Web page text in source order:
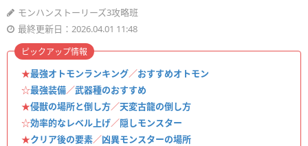
モンハンストーリーズ3攻略班
最終更新日：2026.04.01 11:48
★最強オトモンランキング／おすすめオトモン
☆最強装備／武器種のおすすめ
★侵獣の場所と倒し方／天変古龍の倒し方
☆効率的なレベル上げ／隠しモンスター
★クリア後の要素／凶異モンスターの場所
ピックアップ情報